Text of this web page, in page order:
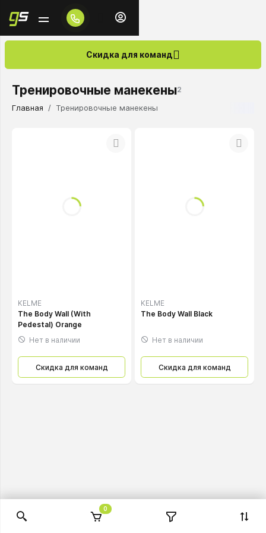
Скидка для команд
Тренировочные манекены2
Главная Тренировочные манекены
KELME
The Body Wall (With
Pedestal) Orange
Нет в наличии
Скидка для команд
KELME
The Body Wall Black
Нет в наличии
Скидка для команд
0